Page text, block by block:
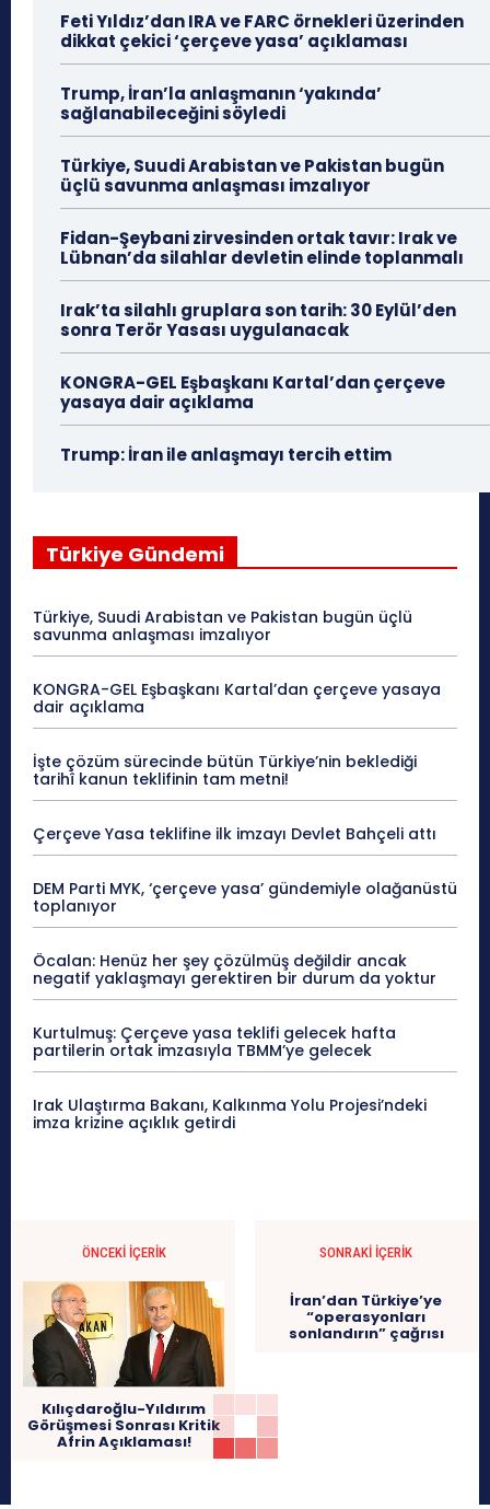
Feti Yıldız’dan IRA ve FARC örnekleri üzerinden
dikkat çekici ‘çerçeve yasa’ açıklaması
Trump, İran’la anlaşmanın ‘yakında’
sağlanabileceğini söyledi
Türkiye, Suudi Arabistan ve Pakistan bugün
üçlü savunma anlaşması imzalıyor
Fidan-Şeybani zirvesinden ortak tavır: Irak ve
Lübnan’da silahlar devletin elinde toplanmalı
Irak’ta silahlı gruplara son tarih: 30 Eylül’den
sonra Terör Yasası uygulanacak
KONGRA-GEL Eşbaşkanı Kartal’dan çerçeve
yasaya dair açıklama
Trump: İran ile anlaşmayı tercih ettim
Türkiye Gündemi
Türkiye, Suudi Arabistan ve Pakistan bugün üçlü
savunma anlaşması imzalıyor
KONGRA-GEL Eşbaşkanı Kartal’dan çerçeve yasaya
dair açıklama
İşte çözüm sürecinde bütün Türkiye’nin beklediği
tarihî kanun teklifinin tam metni!
Çerçeve Yasa teklifine ilk imzayı Devlet Bahçeli attı
DEM Parti MYK, ‘çerçeve yasa’ gündemiyle olağanüstü
toplanıyor
Öcalan: Henüz her şey çözülmüş değildir ancak
negatif yaklaşmayı gerektiren bir durum da yoktur
Kurtulmuş: Çerçeve yasa teklifi gelecek hafta
partilerin ortak imzasıyla TBMM’ye gelecek
Irak Ulaştırma Bakanı, Kalkınma Yolu Projesi’ndeki
imza krizine açıklık getirdi
ÖNCEKI İÇERIK
Kılıçdaroğlu-Yıldırım
Görüşmesi Sonrası Kritik
Afrin Açıklaması!
SONRAKI İÇERIK
İran’dan Türkiye’ye
“operasyonları
sonlandırın” çağrısı